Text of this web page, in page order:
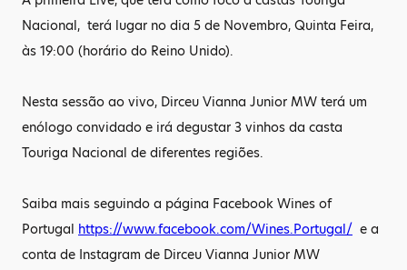
Nacional, terá lugar no dia 5 de Novembro, Quinta Feira,
às 19:00 (horário do Reino Unido).
Nesta sessão ao vivo, Dirceu Vianna Junior MW terá um
enólogo convidado e irá degustar 3 vinhos da casta
Touriga Nacional de diferentes regiões.
Saiba mais seguindo a página Facebook Wines of
Portugal https://www.facebook.com/Wines.Portugal/ e a
conta de Instagram de Dirceu Vianna Junior MW